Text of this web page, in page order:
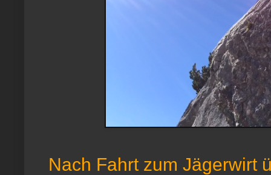
Nach Fahrt zum Jägerwirt